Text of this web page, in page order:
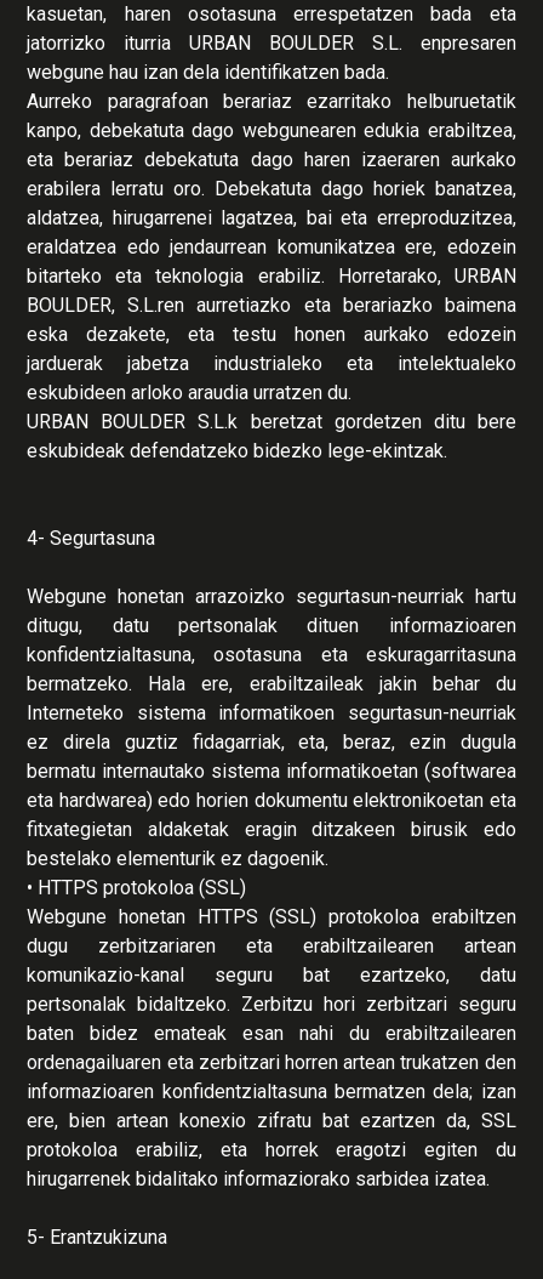
kasuetan, haren osotasuna errespetatzen bada eta
jatorrizko iturria URBAN BOULDER S.L. enpresaren
webgune hau izan dela identifikatzen bada.
Aurreko paragrafoan berariaz ezarritako helburuetatik
kanpo, debekatuta dago webgunearen edukia erabiltzea,
eta berariaz debekatuta dago haren izaeraren aurkako
erabilera lerratu oro. Debekatuta dago horiek banatzea,
aldatzea, hirugarrenei lagatzea, bai eta erreproduzitzea,
eraldatzea edo jendaurrean komunikatzea ere, edozein
bitarteko eta teknologia erabiliz. Horretarako, URBAN
BOULDER, S.L.ren aurretiazko eta berariazko baimena
eska dezakete, eta testu honen aurkako edozein
jarduerak jabetza industrialeko eta intelektualeko
eskubideen arloko araudia urratzen du.
URBAN BOULDER S.L.k beretzat gordetzen ditu bere
eskubideak defendatzeko bidezko lege-ekintzak.
4- Segurtasuna
Webgune honetan arrazoizko segurtasun-neurriak hartu
ditugu, datu pertsonalak dituen informazioaren
konfidentzialtasuna, osotasuna eta eskuragarritasuna
bermatzeko. Hala ere, erabiltzaileak jakin behar du
Interneteko sistema informatikoen segurtasun-neurriak
ez direla guztiz fidagarriak, eta, beraz, ezin dugula
bermatu internautako sistema informatikoetan (softwarea
eta hardwarea) edo horien dokumentu elektronikoetan eta
fitxategietan aldaketak eragin ditzakeen birusik edo
bestelako elementurik ez dagoenik.
• HTTPS protokoloa (SSL)
Webgune honetan HTTPS (SSL) protokoloa erabiltzen
dugu zerbitzariaren eta erabiltzailearen artean
komunikazio-kanal seguru bat ezartzeko, datu
pertsonalak bidaltzeko. Zerbitzu hori zerbitzari seguru
baten bidez emateak esan nahi du erabiltzailearen
ordenagailuaren eta zerbitzari horren artean trukatzen den
informazioaren konfidentzialtasuna bermatzen dela; izan
ere, bien artean konexio zifratu bat ezartzen da, SSL
protokoloa erabiliz, eta horrek eragotzi egiten du
hirugarrenek bidalitako informaziorako sarbidea izatea.
5- Erantzukizuna